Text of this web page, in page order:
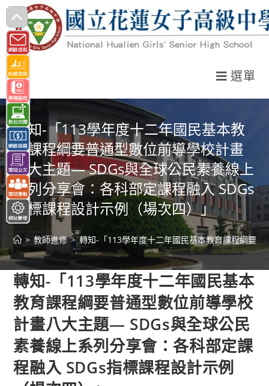
跳
轉
至
主
要
內
容
選單
轉知-「113學年度十二年國民基本教
育課程綱要普通型數位前導學校計畫
八大主題— SDGs與全球公民素養線上
系列分享會：各科部定課程融入 SDGs
指標課程設計示例（場次四）」
> 教師進修 > 轉知-「113學年度十二年國民基本教育課程綱要
轉知-「113學年度十二年國民基本
教育課程綱要普通型數位前導學校
計畫八大主題— SDGs與全球公民
素養線上系列分享會：各科部定課
程融入 SDGs指標課程設計示例